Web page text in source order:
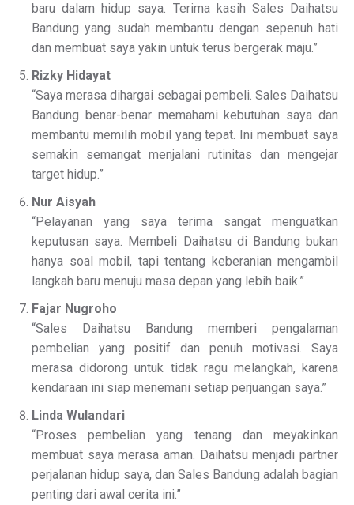
baru dalam hidup saya. Terima kasih Sales Daihatsu
Bandung yang sudah membantu dengan sepenuh hati
dan membuat saya yakin untuk terus bergerak maju.”
Rizky Hidayat
“Saya merasa dihargai sebagai pembeli. Sales Daihatsu
Bandung benar-benar memahami kebutuhan saya dan
membantu memilih mobil yang tepat. Ini membuat saya
semakin semangat menjalani rutinitas dan mengejar
target hidup.”
Nur Aisyah
“Pelayanan yang saya terima sangat menguatkan
keputusan saya. Membeli Daihatsu di Bandung bukan
hanya soal mobil, tapi tentang keberanian mengambil
langkah baru menuju masa depan yang lebih baik.”
Fajar Nugroho
“Sales Daihatsu Bandung memberi pengalaman
pembelian yang positif dan penuh motivasi. Saya
merasa didorong untuk tidak ragu melangkah, karena
kendaraan ini siap menemani setiap perjuangan saya.”
Linda Wulandari
“Proses pembelian yang tenang dan meyakinkan
membuat saya merasa aman. Daihatsu menjadi partner
perjalanan hidup saya, dan Sales Bandung adalah bagian
penting dari awal cerita ini.”